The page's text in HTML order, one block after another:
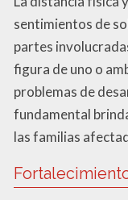
sentimientos de
partes
figura de uno o
problemas de
fundamental
las familias